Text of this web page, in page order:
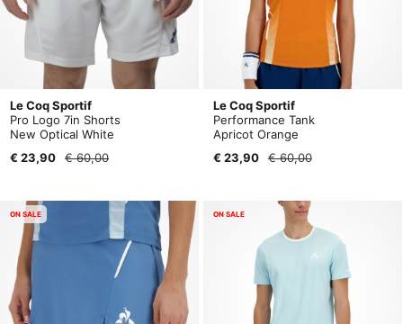
Le Coq Sportif
Pro Logo 7in Shorts
New Optical White
€ 23,90
€ 60,00
Le Coq Sportif
Performance Tank
Apricot Orange
€ 23,90
€ 60,00
ON SALE ON SALE